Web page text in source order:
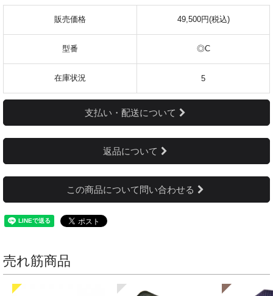
販売価格 49,500円(税込)
型番 ◎C
在庫状況 5
支払い・配送について
返品について
この商品について問い合わせる
売れ筋商品